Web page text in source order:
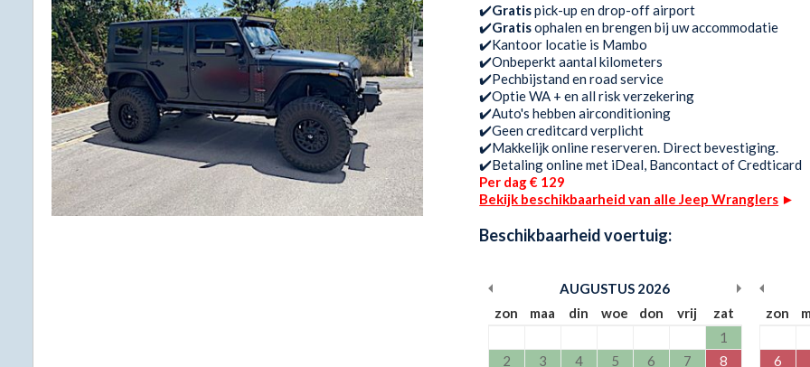
✔️Gratispick-up en drop-off airport
✔️Gratisophalen en brengen bij uw accommodatie
✔️Kantoor locatie is Mambo
✔️Onbeperkt aantal kilometers
✔️Pechbijstand en road service
✔️Optie WA + en all risk verzekering
✔️Auto's hebben airconditioning
✔️Geen creditcard verplicht
✔️Makkelijk online reserveren. Direct bevestiging.
✔️Betaling online met iDeal, Bancontact of Credticard
Per dag € 129
Bekijk beschikbaarheid van alle Jeep Wranglers ►
Beschikbaarheid voertuig:
AUGUSTUS 2026
zon
maa din woe don vrij
zat
1
2
3 4 5 6 7
8
zon
6